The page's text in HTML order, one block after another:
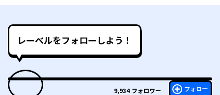
レーベルをフォローしよう！
9,934 フォロワー フォロー